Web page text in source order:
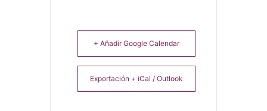
+ Añadir Google Calendar
Exportación + iCal / Outlook